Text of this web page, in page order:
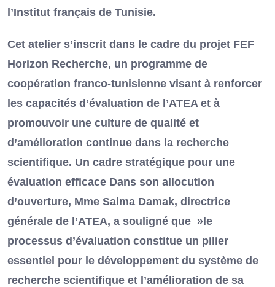
l’Institut français de Tunisie.
Cet atelier s’inscrit dans le cadre du projet FEF
Horizon Recherche, un programme de
coopération franco-tunisienne visant à renforcer
les capacités d’évaluation de l’ATEA et à
promouvoir une culture de qualité et
d’amélioration continue dans la recherche
scientifique. Un cadre stratégique pour une
évaluation efficace Dans son allocution
d’ouverture, Mme Salma Damak, directrice
générale de l’ATEA, a souligné que »le
processus d’évaluation constitue un pilier
essentiel pour le développement du système de
recherche scientifique et l’amélioration de sa